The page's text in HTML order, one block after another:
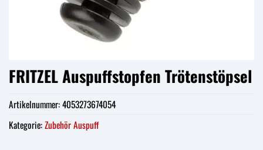
FRITZEL Auspuffstopfen Trötenstöpsel
Artikelnummer:4053273674054
Kategorie:Zubehör Auspuff